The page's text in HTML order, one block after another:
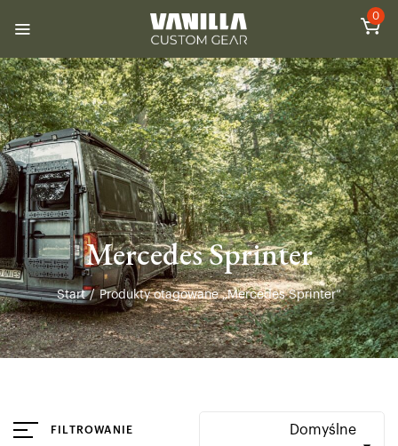
0
Mercedes Sprinter
Start / Produkty otagowane „Mercedes Sprinter”
FILTROWANIE Domyślne